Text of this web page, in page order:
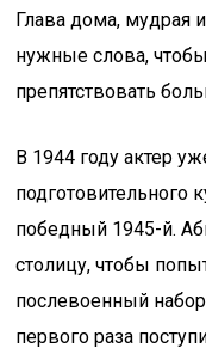
Глава дома, мудрая
нужные слова,
препятствовать
В 1944 году актер
подготовительного
победный 1945-й.
столицу, чтобы
послевоенный
первого раза